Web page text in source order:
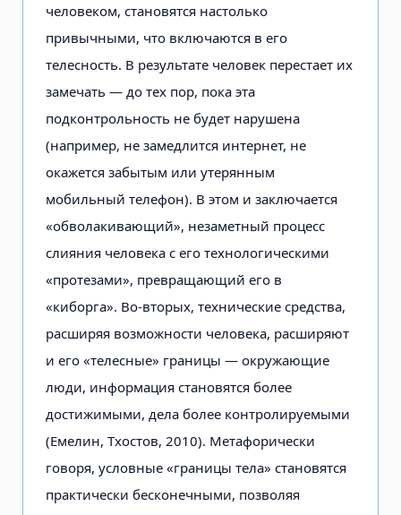
человеком, становятся настолько
привычными, что включаются в его
телесность. В результате человек перестает их
замечать — до тех пор, пока эта
подконтрольность не будет нарушена
(например, не замедлится интернет, не
окажется забытым или утерянным
мобильный телефон). В этом и заключается
«обволакиваю­щий», незаметный процесс
слияния человека с его технологическими
«протезами», превращающий его в
«киборга». Во-вторых, технические средства,
расширяя возможности человека, расширяют
и его «телесные» границы — окружающие
люди, инфор­мация становятся более
достижимы­ми, дела более контролируемыми
(Емелин, Тхостов, 2010). Метафори­чески
говоря, условные «границы тела» становятся
практически беско­нечными, позволяя